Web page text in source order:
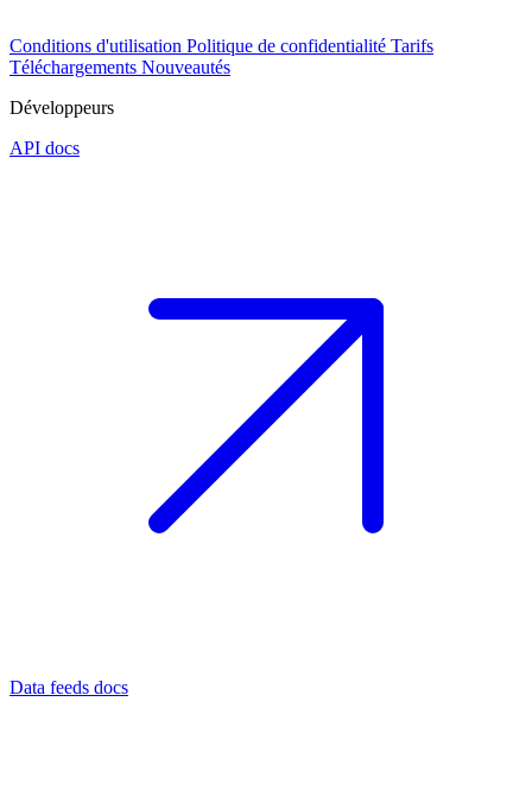
Conditions d'utilisation Politique de confidentialité Tarifs
Téléchargements Nouveautés
Développeurs
API docs
Data feeds docs